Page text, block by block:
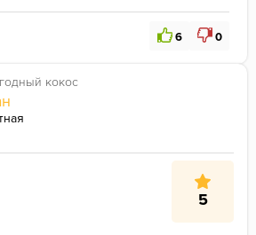
6 0
кокос
5